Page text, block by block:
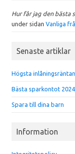
Hur får jag den bästa
under sidan Vanliga
Senaste artiklar
Högsta inlåningsräntan
Bästa sparkontot 2024
Spara till dina barn
Information